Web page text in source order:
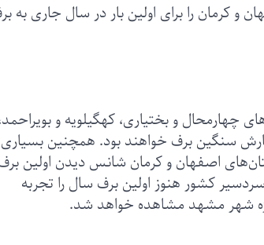
و کرمان را برای اولین بار در سال جاری به
چهارمحال و بختیاری، کهگیلویه و
سنگین برف خواهند بود. همچنین بسیاری
اصفهان و کرمان شانس دیدن اولین
کشور هنوز اولین برف سال را تجربه
شهر مشهد مشاهده خواهد شد.